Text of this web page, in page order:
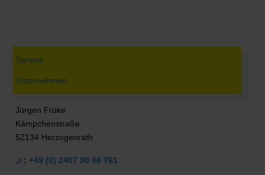
Service
Unternehmen
Jürgen Früke
Kämpchenstraße
52134 Herzogenrath
: +49 (0) 2407 90 88 761